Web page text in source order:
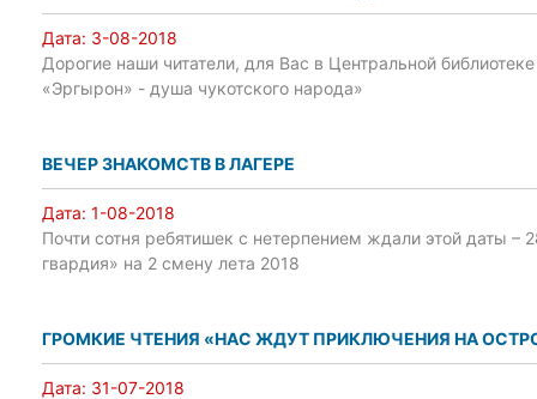
Дата: 3-08-2018
Дорогие наши читатели, для Вас в Центральной
«Эргырон» - душа чукотского народа»
ВЕЧЕР ЗНАКОМСТВ В ЛАГЕРЕ
Дата: 1-08-2018
Почти сотня ребятишек с нетерпением ждали этой даты
гвардия» на 2 смену лета 2018
ГРОМКИЕ ЧТЕНИЯ «НАС ЖДУТ ПРИКЛЮЧЕНИЯ НА
Дата: 31-07-2018